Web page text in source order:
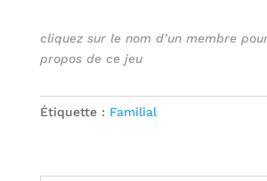
cliquez sur le nom d’un membre
propos de ce jeu
Étiquette : Familial